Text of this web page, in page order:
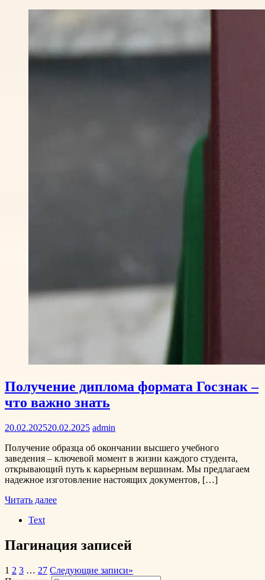
Получение диплома формата Госзнак –
что важно знать
20.02.202520.02.2025 admin
Получение образца об окончании высшего учебного
заведения – ключевой момент в жизни каждого студента,
открывающий путь к карьерным вершинам. Мы предлагаем
надежное изготовление настоящих документов, […]
Читать далее
Text
Пагинация записей
1 2 3 … 27 Следующие записи»